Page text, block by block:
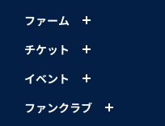
ファーム
チケット
イベント
ファンクラブ